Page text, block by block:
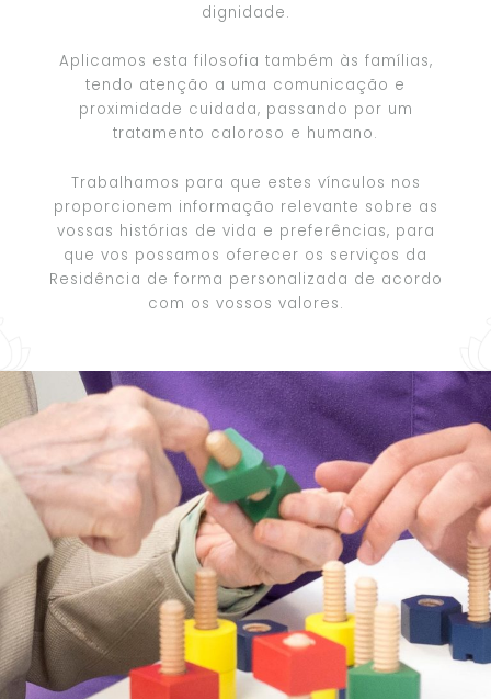
dignidade.
Aplicamos esta filosofia também às famílias,
tendo atenção a uma comunicação e
proximidade cuidada, passando por um
tratamento caloroso e humano.
Trabalhamos para que estes vínculos nos
proporcionem informação relevante sobre as
vossas histórias de vida e preferências, para
que vos possamos oferecer os serviços da
Residência de forma personalizada de acordo
com os vossos valores.